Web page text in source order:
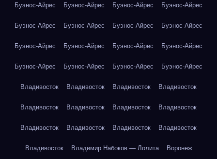
Буэнос-Айрес Буэнос-Айрес Буэнос-Айрес Буэнос-Айрес
Буэнос-Айрес Буэнос-Айрес Буэнос-Айрес Буэнос-Айрес
Буэнос-Айрес Буэнос-Айрес Буэнос-Айрес Буэнос-Айрес
Буэнос-Айрес Буэнос-Айрес Буэнос-Айрес Буэнос-Айрес
Владивосток Владивосток Владивосток Владивосток
Владивосток Владивосток Владивосток Владивосток
Владивосток Владивосток Владивосток Владивосток
Владивосток Владимир Набоков — Лолита Воронеж